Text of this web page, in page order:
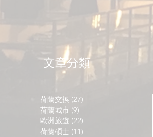
​文章分類
荷蘭交換 (27)
荷蘭城市 (9)
歐洲旅遊 (22)
荷蘭碩士 (11)